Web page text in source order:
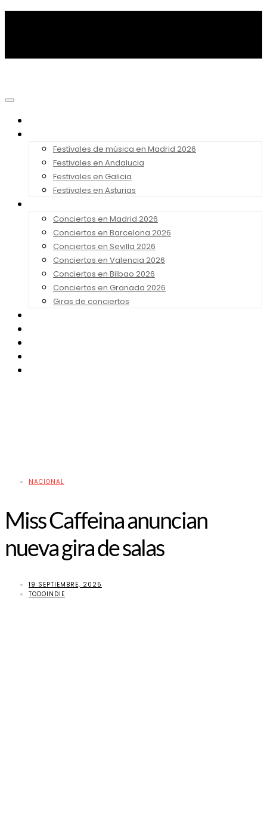
Festivales de música en Madrid 2026
Festivales en Andalucia
Festivales en Galicia
Festivales en Asturias
Conciertos en Madrid 2026
Conciertos en Barcelona 2026
Conciertos en Sevilla 2026
Conciertos en Valencia 2026
Conciertos en Bilbao 2026
Conciertos en Granada 2026
Giras de conciertos
NACIONAL
Miss Caffeina anuncian
nueva gira de salas
19 SEPTIEMBRE, 2025
TODOINDIE